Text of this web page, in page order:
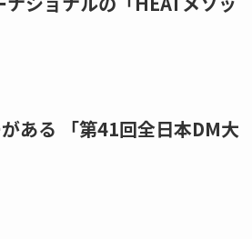
ある 「第41回全日本DM大